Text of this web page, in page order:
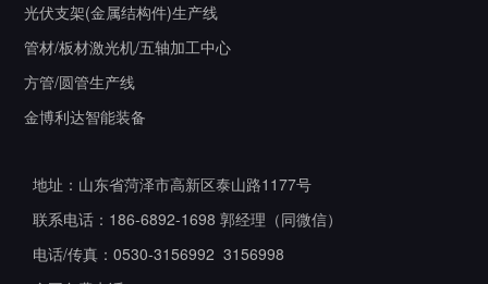
光伏支架(金属结构件)生产线
管材/板材激光机/五轴加工中心
方管/圆管生产线
金博利达智能装备
地址：山东省菏泽市高新区泰山路1177号
联系电话：186-6892-1698 郭经理（同微信）
电话/传真：0530-3156992 3156998